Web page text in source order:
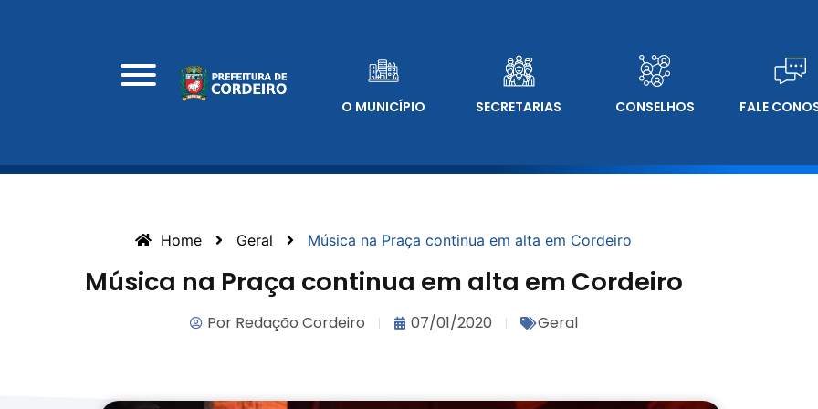
O MUNICÍPIO SECRETARIAS CONSELHOS FALE
Home Geral Música na Praça continua em alta em Cordeiro
Música na Praça continua em alta em Cordeiro
PorRedação Cordeiro 07/01/2020 Geral